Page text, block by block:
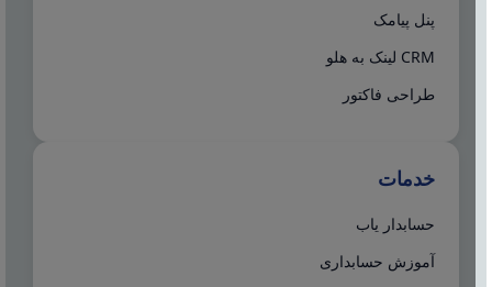
پنل پیامک
CRM لینک به هلو
طراحی فاکتور
خدمات
حسابدار یاب
آموزش حسابداری